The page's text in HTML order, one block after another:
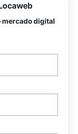
mercado digital